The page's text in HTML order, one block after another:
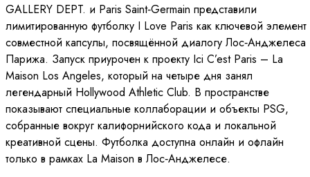
GALLERY DEPT. и Paris Saint‑Germain представили
лимитированную футболку I Love Paris как ключевой элемент
совместной капсулы, посвящённой диалогу Лос‑Анджелеса
Парижа. Запуск приурочен к проекту Ici C’est Paris – La
Maison Los Angeles, который на четыре дня занял
легендарный Hollywood Athletic Club. В пространстве
показывают специальные коллаборации и объекты PSG,
собранные вокруг калифорнийского кода и локальной
креативной сцены. Футболка доступна онлайн и офлайн
только в рамках La Maison в Лос‑Анджелесе.